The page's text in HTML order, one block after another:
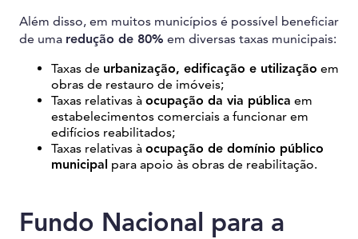
Além disso, em muitos municípios é possível beneficiar
de uma redução de 80% em diversas taxas municipais:
Taxas de urbanização, edificação e utilização em
obras de restauro de imóveis;
Taxas relativas à ocupação da via pública em
estabelecimentos comerciais a funcionar em
edifícios reabilitados;
Taxas relativas à ocupação de domínio público
municipal para apoio às obras de reabilitação.
Fundo Nacional para a